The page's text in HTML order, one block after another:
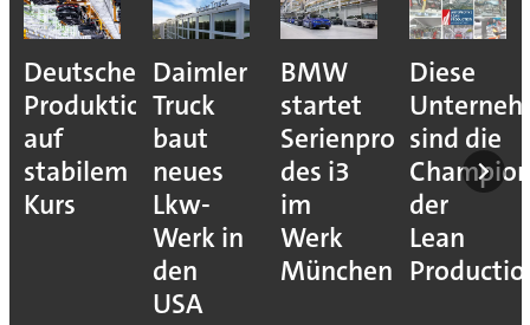
Deutsche
Produktion
auf
stabilem
Kurs
Daimler
Truck
baut
neues
Lkw-
Werk in
den
USA
BMW
startet
Serienproduktion
des i3
im
Werk
München
Diese
sind die
der
Lean